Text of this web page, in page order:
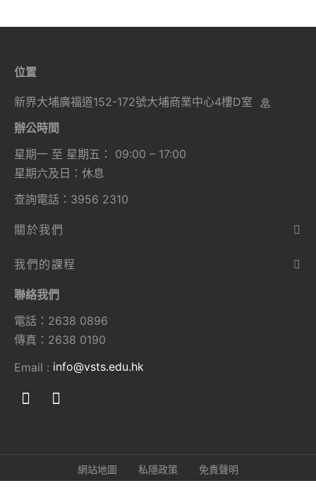
位置
新界大埔廣福道152-172號大埔商業中心4樓D室
辦公時間
星期一 至 星期五： 09:00 – 17:00
星期六及日：休息
查詢電話：3956 2310
關於我們
我們的課程
聯絡我們
電話：2638 0896
傳真：2638 0190
Email : info@vsts.edu.hk
網站地圖 私隱政策 免責聲明